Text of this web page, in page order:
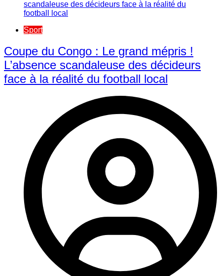
Sport
​Coupe du Congo : Le grand mépris !
L’absence scandaleuse des décideurs
face à la réalité du football local